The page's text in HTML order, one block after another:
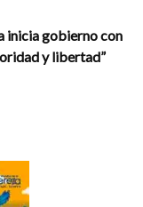
inicia gobierno con
y libertad”